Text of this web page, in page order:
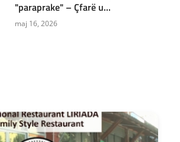
"paraprake" – Çfarë u...
maj 16, 2026